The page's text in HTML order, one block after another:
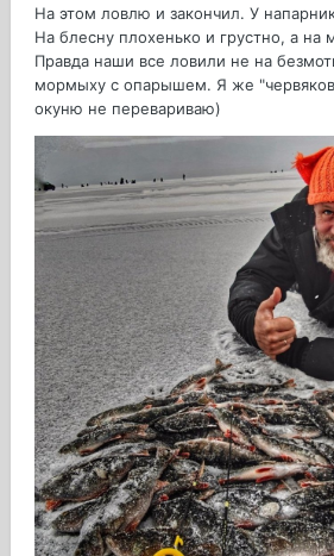
На этом ловлю и закончил. У
На блесну плохенько и грустно, а на
Правда наши все ловили не на
мормыху с опарышем. Я же
окуню не перевариваю)